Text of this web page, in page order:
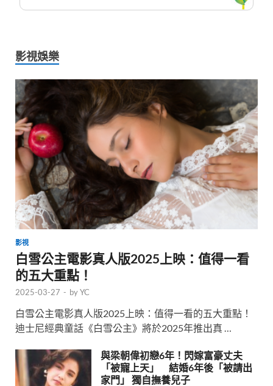
影視娛樂
影視
白雪公主電影真人版2025上映：值得一看
的五大重點！
2025-03-27 - byYC
白雪公主電影真人版2025上映：值得一看的五大重點！
迪士尼經典童話《白雪公主》將於2025年推出真 …
與梁朝偉初戀6年！閃嫁富豪丈夫
「被寵上天」 結婚6年後「被請出
家門」 獨自撫養兒子